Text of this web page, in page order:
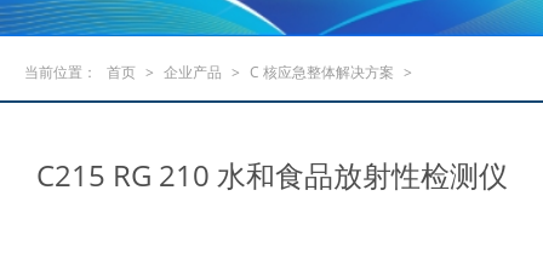
当前位置： 首页 > 企业产品 > C 核应急整体解决方案 >
C215 RG 210 水和食品放射性检测仪